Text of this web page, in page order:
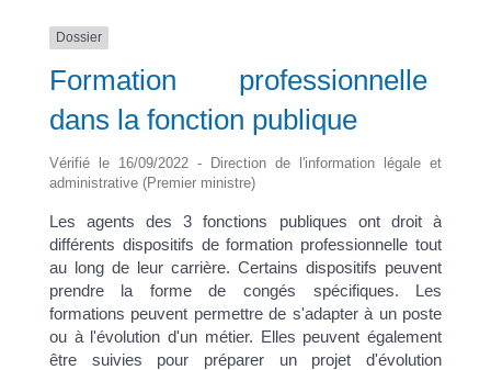
Dossier
Formation professionnelle
dans la fonction publique
Vérifié le 16/09/2022 - Direction de l'information légale et
administrative (Premier ministre)
Les agents des 3 fonctions publiques ont droit à
différents dispositifs de formation professionnelle tout
au long de leur carrière. Certains dispositifs peuvent
prendre la forme de congés spécifiques. Les
formations peuvent permettre de s'adapter à un poste
ou à l'évolution d'un métier. Elles peuvent également
être suivies pour préparer un projet d'évolution